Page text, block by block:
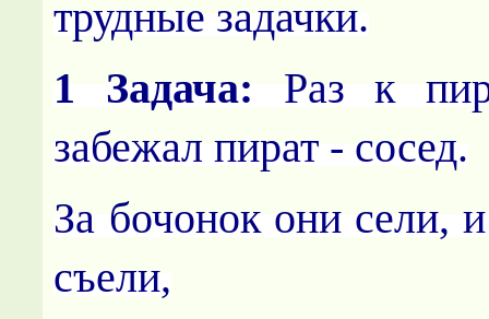
трудные задачки.
1 Задача: Раз к
забежал пират - сосед.
За бочонок они сели,
съели,